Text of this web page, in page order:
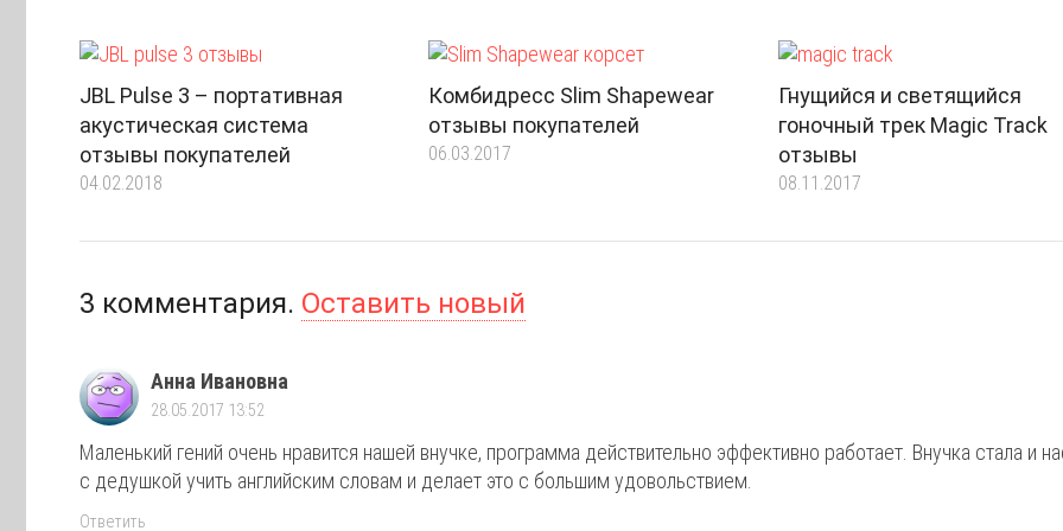
JBL Pulse 3 – портативная
акустическая система
отзывы покупателей
04.02.2018
Комбидресс Slim Shapewear
отзывы покупателей
06.03.2017
Гнущийся и светящийся
гоночный трек Magic Track
отзывы
08.11.2017
3 комментария. Оставить новый
Анна Ивановна
28.05.2017 13:52
Маленький гений очень нравится нашей внучке, программа действительно эффективно работает. Внучка стала и
с дедушкой учить английским словам и делает это с большим удовольствием.
Ответить